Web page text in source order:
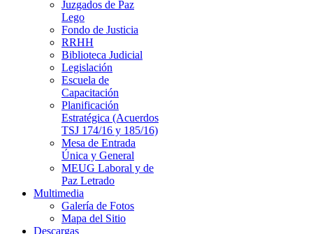
Juzgados de Paz
Lego
Fondo de Justicia
RRHH
Biblioteca Judicial
Legislación
Escuela de
Capacitación
Planificación
Estratégica (Acuerdos
TSJ 174/16 y 185/16)
Mesa de Entrada
Única y General
MEUG Laboral y de
Paz Letrado
Multimedia
Galería de Fotos
Mapa del Sitio
Descargas